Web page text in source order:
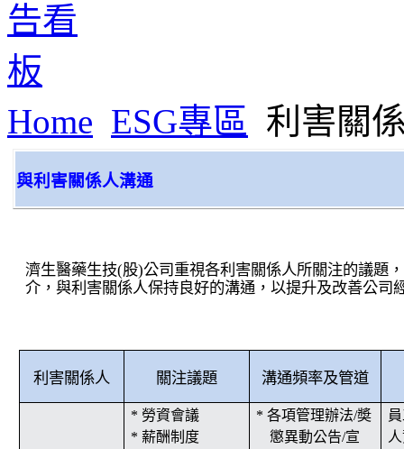
Home ESG專區 利害關
與利害關係人溝通
濟生醫藥生技(股)公司重視各利害關係人所關注的議題
介，與利害關係人保持良好的溝通，以提升及改善公司
利害關係人 關注議題 溝通頻率及管道
* 勞資會議
* 薪酬制度
* 各項管理辦法/奬
懲異動公告/宣